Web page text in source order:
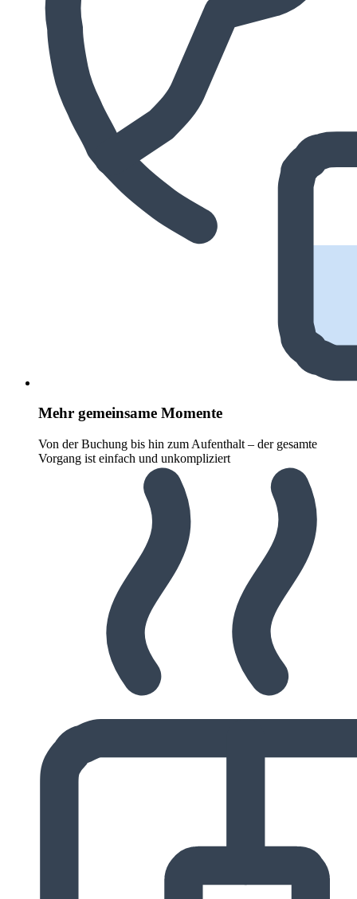
Mehr gemeinsame Momente
Von der Buchung bis hin zum Aufenthalt – der gesamte
Vorgang ist einfach und unkompliziert